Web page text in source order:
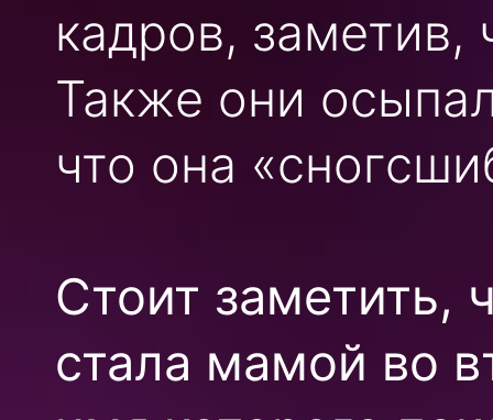
кадров, заметив,
Также они
что она
Стоит заметить,
стала мамой во